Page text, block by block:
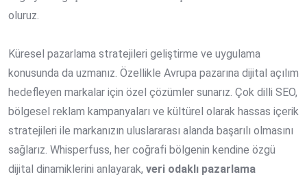
oluruz.
Küresel pazarlama stratejileri geliştirme ve uygulama
konusunda da uzmanız. Özellikle Avrupa pazarına dijital açılım
hedefleyen markalar için özel çözümler sunarız. Çok dilli SEO,
bölgesel reklam kampanyaları ve kültürel olarak hassas içerik
stratejileri ile markanızın uluslararası alanda başarılı olmasını
sağlarız. Whisperfuss, her coğrafi bölgenin kendine özgü
dijital dinamiklerini anlayarak, veri odaklı pazarlama